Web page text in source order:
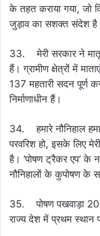
के तहत कराया गया, जो
जुड़ाव का सशक्त संदेश
33. मेरी सरकार ने
हैं। ग्रामीण क्षेत्रों में
137 महतारी सदन पूर्ण
निर्माणाधीन हैं।
34. हमारे नौनिहाल
परवरिश हो, इसके लिए
है। ‘पोषण ट्रैकर एप‘ के
नौनिहालों के कुपोषण के
35. पोषण पखवाड़ा
राज्य देश में प्रथम स्थान